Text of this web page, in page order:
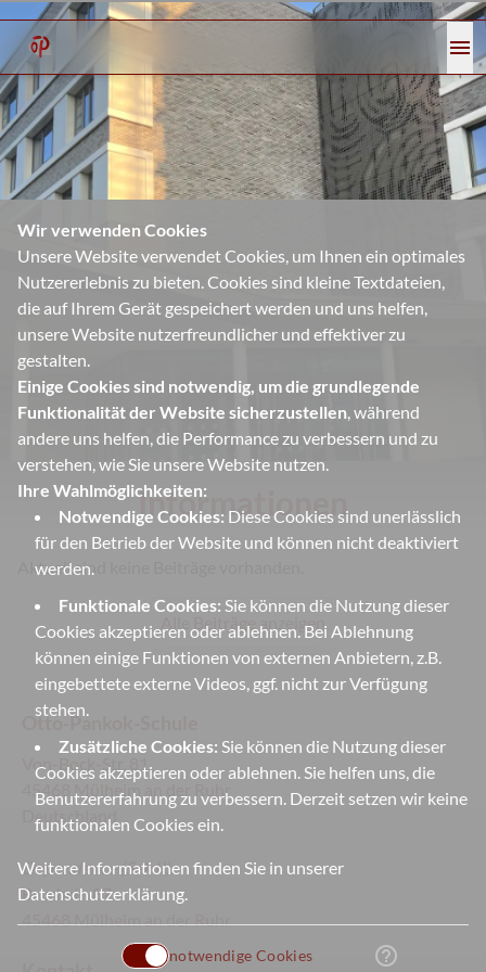
Wir verwenden Cookies
Unsere Website verwendet Cookies, um Ihnen ein optimales
Nutzererlebnis zu bieten. Cookies sind kleine Textdateien,
die auf Ihrem Gerät gespeichert werden und uns helfen,
unsere Website nutzerfreundlicher und effektiver zu
gestalten.
Einige Cookies sind notwendig, um die grundlegende
Funktionalität der Website sicherzustellen, während
andere uns helfen, die Performance zu verbessern und zu
verstehen, wie Sie unsere Website nutzen.
Ihre Wahlmöglichkeiten:
Notwendige Cookies: Diese Cookies sind unerlässlich
für den Betrieb der Website und können nicht deaktiviert
werden.
Funktionale Cookies: Sie können die Nutzung dieser
Cookies akzeptieren oder ablehnen. Bei Ablehnung
können einige Funktionen von externen Anbietern, z.B.
eingebettete externe Videos, ggf. nicht zur Verfügung
stehen.
Zusätzliche Cookies: Sie können die Nutzung dieser
Cookies akzeptieren oder ablehnen. Sie helfen uns, die
Benutzererfahrung zu verbessern. Derzeit setzen wir keine
funktionalen Cookies ein.
Weitere Informationen finden Sie in unserer
Datenschutzerklärung.
notwendige Cookies help_outline
menu
Informationen
Aktuell sind keine Beiträge vorhanden.
Alle Beiträge anzeigen
Otto-Pankok-Schule
Von-Bock-Str. 81
45468 Mülheim an der Ruhr
Deutschland
Dependence(Sek II):
Bruchstr. 87
45468 Mülheim an der Ruhr